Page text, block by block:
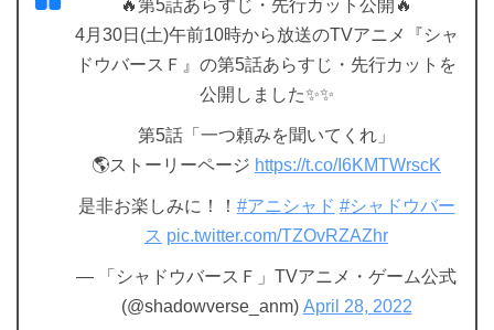
🔥第5話あらすじ・先行カット公開🔥
4月30日(土)午前10時から放送のTVアニメ『シャ
ドウバースＦ』の第5話あらすじ・先行カットを
公開しました✨✨
第5話「一つ頼みを聞いてくれ」
🌎ストーリーページ https://t.co/I6KMTWrscK
是非お楽しみに！！ #アニシャド #シャドウバー
ス pic.twitter.com/TZOvRZAZhr
— 「シャドウバースＦ」TVアニメ・ゲーム公式
(@shadowverse_anm) April 28, 2022